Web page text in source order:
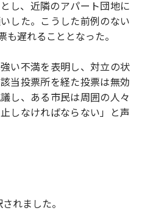
し、近隣のアパート団地に
した。こうした前例のない
遅れることとなった。
い不満を表明し、対立の状
当投票所を経た投票は無効
し、ある市民は周囲の人々
しなければならない」と声
れました。